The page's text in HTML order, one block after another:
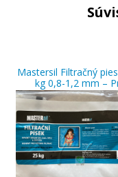
Mastersil Filtračný
kg 0,8-1,2 mm –
efektívnu filtráciu
vody